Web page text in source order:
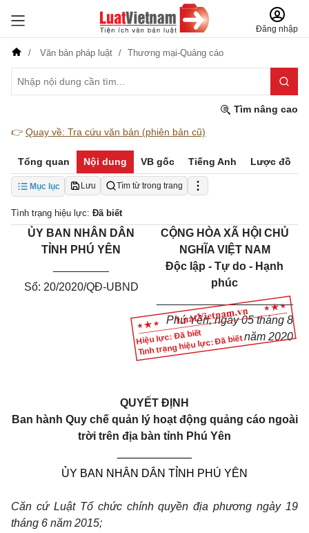
Đăng nhập
Văn bản pháp luật Thương mại-Quảng cáo
Tìm nâng cao
👉 Quay về: Tra cứu văn bản (phiên bản cũ)
Tổng quan Nội dung VB gốc Tiếng Anh Lược đồ
Mục lục Lưu Tìm từ trong trang
Tình trạng hiệu lực: Đã biết
Hiệu lực: Đã biết
Tình trạng hiệu lực: Đã biết
ỦY BAN NHÂN DÂN
TỈNH PHÚ YÊN
Số: 20/2020/QĐ-UBND
CỘNG HÒA XÃ HỘI CHỦ
NGHĨA VIỆT NAM
Độc lập - Tự do - Hạnh
phúc
______________________
Phú Yên, ngày 05 tháng 8
năm 2020
QUYẾT ĐỊNH
Ban hành Quy chế quản lý hoạt động quảng cáo ngoài
trời trên địa bàn tỉnh Phú Yên
ỦY BAN NHÂN DÂN TỈNH PHÚ YÊN
Căn cứ Luật Tổ chức chính quyền địa phương ngày 19
tháng 6 năm 2015;